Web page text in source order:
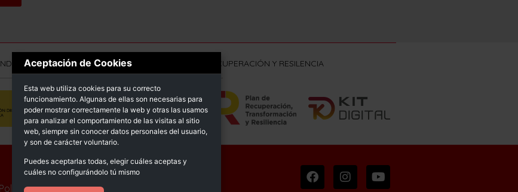
NEXT GENERATION (EU) DEL MECANISMO DE RECUPERACIÓN Y RESILENCIA
© Sprimsol 2025
Política de calidadDeclaración de accesibilidad
Aceptación de Cookies
Esta web utiliza cookies para su correcto
funcionamiento. Algunas de ellas son necesarias para
poder mostrar correctamente la web y otras las usamos
para analizar el comportamiento de las visitas al sitio
web, siempre sin conocer datos personales del usuario,
y son de carácter voluntario.
Puedes aceptarlas todas, elegir cuáles aceptas y
cuáles no configurándolo tú mismo